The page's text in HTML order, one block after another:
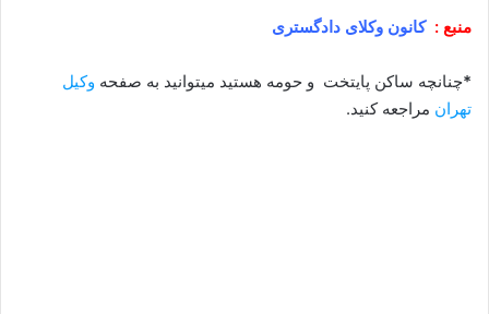
منبع : کانون وکلای دادگستری
*چنانچه ساکن پایتخت و حومه هستید میتوانید به صفحه وکیل
تهران مراجعه کنید.